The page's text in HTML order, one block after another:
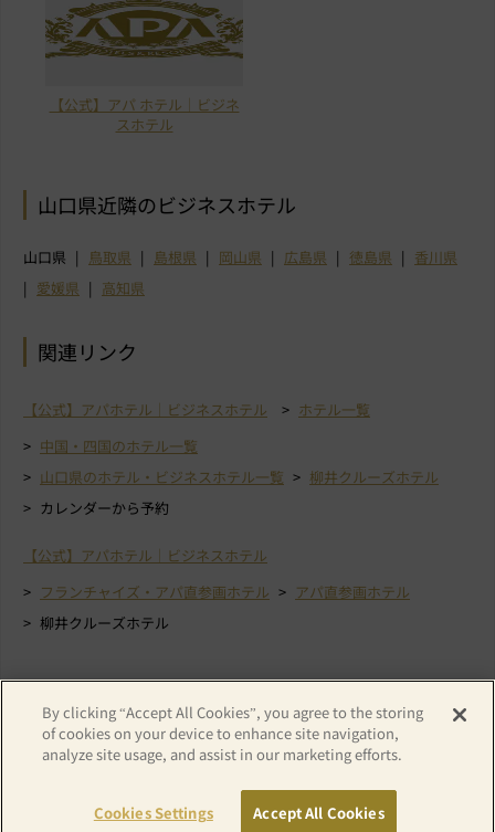
【公式】アパ ホテル｜ビジネ
スホテル
山口県近隣のビジネスホテル
山口県 鳥取県 島根県 岡山県 広島県 徳島県
香川県
愛媛県
高知県
関連リンク
【公式】アパホテル｜ビジネスホテル
ホテル一覧
中国・四国のホテル一覧
山口県のホテル・ビジネスホテル一覧
柳井クルーズホテル
カレンダーから予約
【公式】アパホテル｜ビジネスホテル
フランチャイズ・アパ直参画ホテル
アパ直参画ホテル
柳井クルーズホテル
By clicking “Accept All Cookies”, you agree to the storing
of cookies on your device to enhance site navigation,
analyze site usage, and assist in our marketing efforts.
Cookies Settings Accept All Cookies